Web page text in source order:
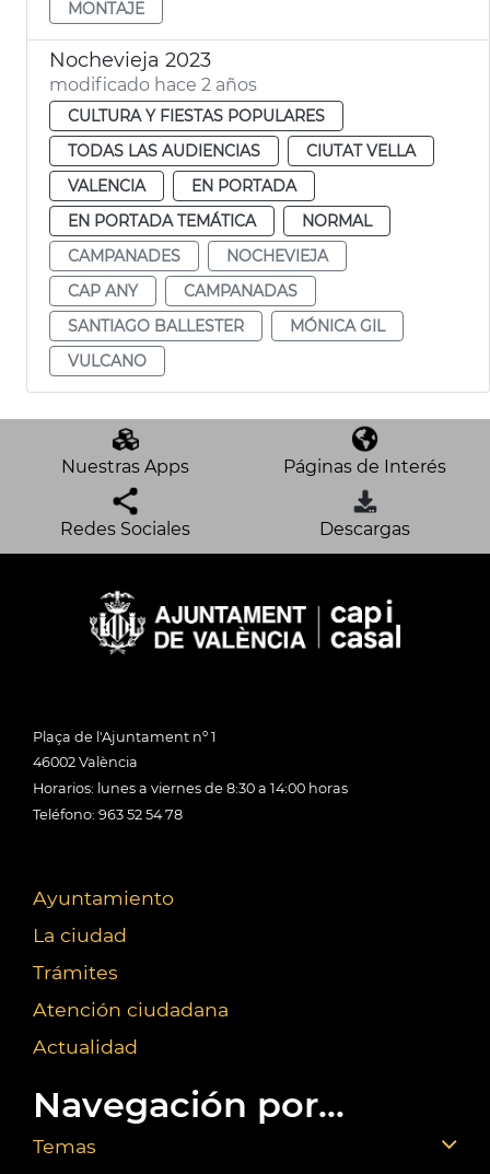
MONTAJE
Nochevieja 2023
modificado hace 2 años
CULTURA Y FIESTAS POPULARES
TODAS LAS AUDIENCIAS
CIUTAT VELLA
VALENCIA
EN PORTADA
EN PORTADA TEMÁTICA
NORMAL
CAMPANADES
NOCHEVIEJA
CAP ANY
CAMPANADAS
SANTIAGO BALLESTER
MÓNICA GIL
VULCANO
Nuestras Apps Páginas de Interés
Redes Sociales Descargas
Plaça de l'Ajuntament nº 1
46002 València
Horarios: lunes a viernes de 8:30 a 14:00 horas
Teléfono: 963 52 54 78
Ayuntamiento
La ciudad
Trámites
Atención ciudadana
Actualidad
Navegación por...
Temas